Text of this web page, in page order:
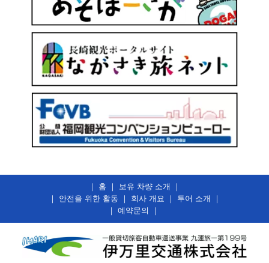
｜ 홈 ｜ 보유 차량 소개
｜
｜ 안전을 위한 활동 ｜ 회사 개요 ｜ 투어 소개 ｜
｜ 예약문의 ｜